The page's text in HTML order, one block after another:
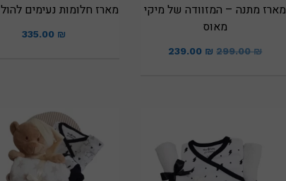
מארז מתנה – המזוודה של מיקי
מאוס
299.00₪
239.00 ₪
מארז חלומות נעימים
335.00 ₪